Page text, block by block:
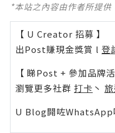
*本站之內容由作者所提
【 U Creator 招募 】
出Post賺現金獎賞 l 登
【 睇Post + 參加品牌活
瀏覽更多社群 打卡 丶
U Blog開咗WhatsApp